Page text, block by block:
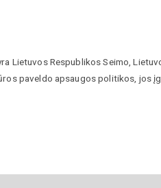
Lietuvos Respublikos Seimo,
paveldo apsaugos politikos, jos